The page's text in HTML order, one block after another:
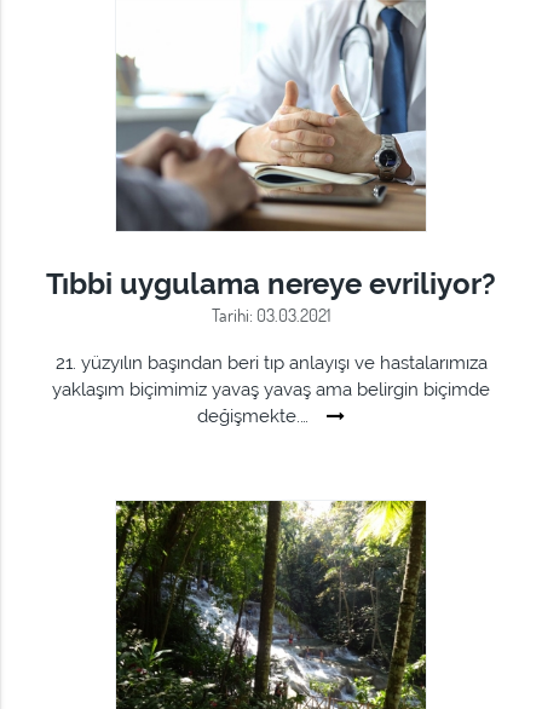
Tıbbi uygulama nereye evriliyor?
Tarihi: 03.03.2021
21. yüzyılın başından beri tıp anlayışı ve hastalarımıza
yaklaşım biçimimiz yavaş yavaş ama belirgin biçimde
değişmekte.…